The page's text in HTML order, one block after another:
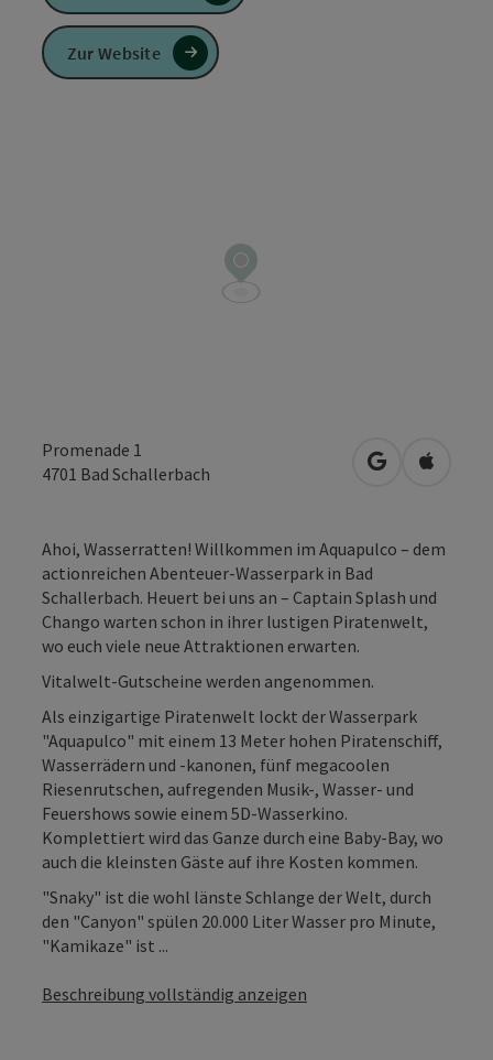
Promenade 1
4701 Bad Schallerbach in Google
in
Ahoi, Wasserratten! Willkommen im Aquapulco – dem
actionreichen Abenteuer-Wasserpark in Bad
Schallerbach. Heuert bei uns an – Captain Splash und
Chango warten schon in ihrer lustigen Piratenwelt,
wo euch viele neue Attraktionen erwarten.
Vitalwelt-Gutscheine werden angenommen.
Als einzigartige Piratenwelt lockt der Wasserpark
"Aquapulco" mit einem 13 Meter hohen Piratenschiff,
Wasserrädern und -kanonen, fünf megacoolen
Riesenrutschen, aufregenden Musik-, Wasser- und
Feuershows sowie einem 5D-Wasserkino.
Komplettiert wird das Ganze durch eine Baby-Bay, wo
auch die kleinsten Gäste auf ihre Kosten kommen.
"Snaky" ist die wohl länste Schlange der Welt, durch
den "Canyon" spülen 20.000 Liter Wasser pro Minute,
"Kamikaze" ist ...
Beschreibung vollständig anzeigen
Zur Website